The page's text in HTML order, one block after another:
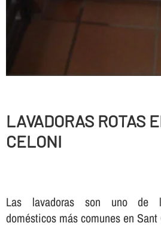
LAVADORAS ROTAS
CELONI
Las lavadoras son uno de
domésticos más comunes en